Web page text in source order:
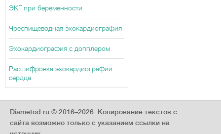
ЭКГ при беременности
Чреспищеводная эхокардиография
Эхокардиография с допплером
Расшифровка эхокардиографии
сердца
Diametod.ru © 2016–2026. Копирование текстов с
сайта возможно только с указанием ссылки на